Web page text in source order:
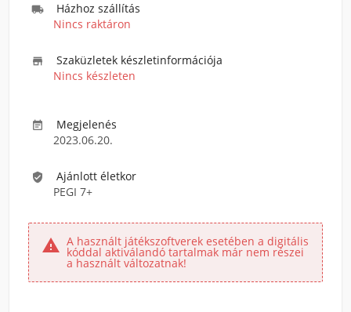

Házhoz szállítás
Nincs raktáron

Szaküzletek készletinformációja
Nincs készleten

Megjelenés
2023.06.20.

Ajánlott életkor
PEGI 7+
 A használt játékszoftverek esetében a digitális
kóddal aktiválandó tartalmak már nem részei
a használt változatnak!